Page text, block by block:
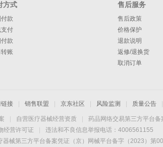
方式
款
付
款
账
售后服务
售后政策
价格保护
退款说明
返修/退换货
取消订单
接 销售联盟 京东社区 风险监测 质量公告
自营医疗器械经营资质 药品网络交易第三方平台备
经营许可证
违法和不良信息举报电话：4006561155
器械第三方平台备案凭证（京）网械平台备字（2023）第